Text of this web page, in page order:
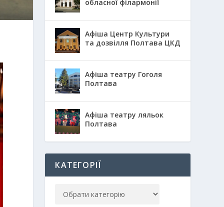
обласної філармонії
Афіша Центр Культури
та дозвілля Полтава ЦКД
Афіша театру Гоголя
Полтава
Афіша театру ляльок
Полтава
КАТЕГОРІЇ